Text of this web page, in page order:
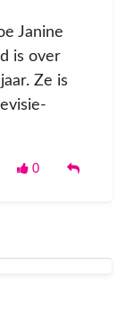
Janine
is over
Ze is
0